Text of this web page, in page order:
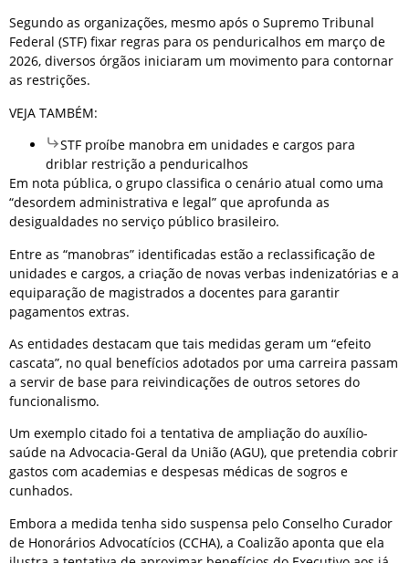
Segundo as organizações, mesmo após o Supremo Tribunal
Federal (STF) fixar regras para os penduricalhos em março de
2026, diversos órgãos iniciaram um movimento para contornar
as restrições.
VEJA TAMBÉM:
STF proíbe manobra em unidades e cargos para
driblar restrição a penduricalhos
Em nota pública, o grupo classifica o cenário atual como uma
“desordem administrativa e legal” que aprofunda as
desigualdades no serviço público brasileiro.
Entre as “manobras” identificadas estão a reclassificação de
unidades e cargos, a criação de novas verbas indenizatórias e a
equiparação de magistrados a docentes para garantir
pagamentos extras.
As entidades destacam que tais medidas geram um “efeito
cascata”, no qual benefícios adotados por uma carreira passam
a servir de base para reivindicações de outros setores do
funcionalismo.
Um exemplo citado foi a tentativa de ampliação do auxílio-
saúde na Advocacia-Geral da União (AGU), que pretendia cobrir
gastos com academias e despesas médicas de sogros e
cunhados.
Embora a medida tenha sido suspensa pelo Conselho Curador
de Honorários Advocatícios (CCHA), a Coalizão aponta que ela